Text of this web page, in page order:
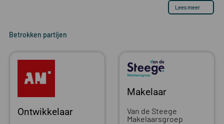
Lees meer
Betrokken partijen
Ontwikkelaar
Makelaar
Van de Steege
Makelaarsgroep